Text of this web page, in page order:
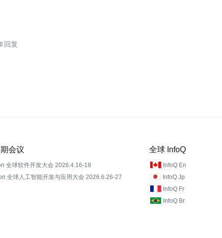
回复
会议
全球软件开发大会 2026.4.16-18
全球人工智能开发与应用大会 2026.6.26-27
全球 InfoQ
InfoQ En
InfoQ Jp
InfoQ Fr
InfoQ Br